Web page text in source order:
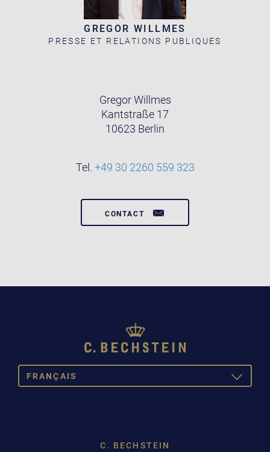
GREGOR WILLMES
PRESSE ET RELATIONS PUBLIQUES
Gregor Willmes
Kantstraße 17
10623 Berlin
Tel. +49 30 2260 559 323
CONTACT
FRANÇAIS
TOGGLE
C. BECHSTEIN